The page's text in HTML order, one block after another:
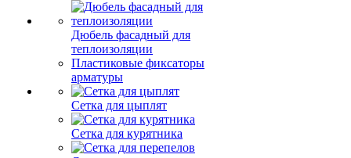
Дюбель фасадный для
теплоизоляции
Пластиковые фиксаторы
арматуры
Сетка для цыплят
Сетка для курятника